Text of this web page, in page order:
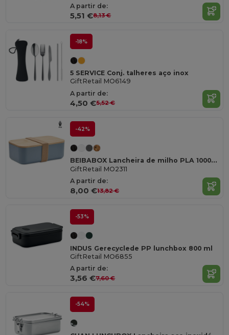
A partir de:
5,51 €8,13 €
-18%
5 SERVICE Conj. talheres aço inox
GiftRetail MO6149
A partir de:
4,50 €5,52 €
-42%
BEIBABOX Lancheira de milho PLA 1000ml
GiftRetail MO2311
A partir de:
8,00 €13,82 €
-53%
INDUS Gerecyclede PP lunchbox 800 ml
GiftRetail MO6855
A partir de:
3,56 €7,60 €
-54%